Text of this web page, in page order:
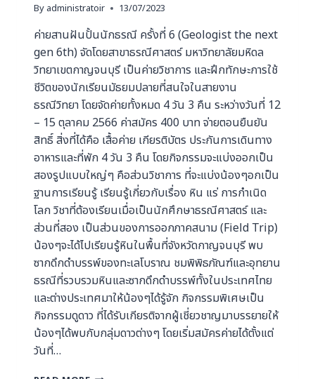
By administratoir 13/07/2023
ค่ายสานฝันปั้นนักธรณี ครั้งที่ 6 (Geologist the next
gen 6th) จัดโดยสาขาธรณีศาสตร์ มหาวิทยาลัยมหิดล
วิทยาเขตกาญจนบุรี เป็นค่ายวิชาการ และฝึกทักษะการใช้
ชีวิตของนักเรียนมัธยมปลายที่สนใจในสายงาน
ธรณีวิทยา โดยจัดค่ายทั้งหมด 4 วัน 3 คืน ระหว่างวันที่ 12
– 15 ตุลาคม 2566 ค่าสมัคร 400 บาท จ่ายตอนยืนยัน
สิทธิ์ สิ่งที่ได้คือ เสื้อค่าย เกียรติบัตร ประกันการเดินทาง
อาหารและที่พัก 4 วัน 3 คืน โดยกิจกรรมจะแบ่งออกเป็น
สองรูปแบบใหญ่ๆ คือส่วนวิชาการ ที่จะแบ่งน้องๆอกเป็น
ฐานการเรียนรู้ เรียนรู้เกี่ยวกับเรื่อง หิน แร่ การกำเนิด
โลก วิชาที่ต้องเรียนเมื่อเป็นนักศึกษาธรณีศาสตร์ และ
ส่วนที่สอง เป็นส่วนของการออกภาคสนาม (Field Trip)
น้องๆจะได้ไปเรียนรู้หินในพื้นที่จังหวัดกาญจนบุรี พบ
ซากดึกดำบรรพ์ของทะเลโบราณ ชมพิพิธภัณฑ์และอุทยาน
ธรณีที่รวบรวมหินและซากดึกดำบรรพ์ทั้งในประเทศไทย
และต่างประเทศมาให้น้องๆได้รู้จัก กิจกรรมพิเศษเป็น
กิจกรรมดูดาว ที่ได้รับเกียรติจากผู้เชี่ยวชาญมาบรรยายให้
น้องๆได้พบกับกลุ่มดาวต่างๆ โดยเริ่มสมัครค่ายได้ตั้งแต่
วันที่…